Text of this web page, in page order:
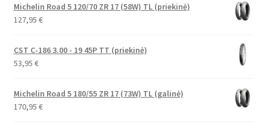
Michelin Road 5 120/70 ZR 17 (58W) TL (priekinė)
127,95 €
CST C-186 3.00 - 19 45P TT (priekinė)
53,95 €
Michelin Road 5 180/55 ZR 17 (73W) TL (galinė)
170,95 €